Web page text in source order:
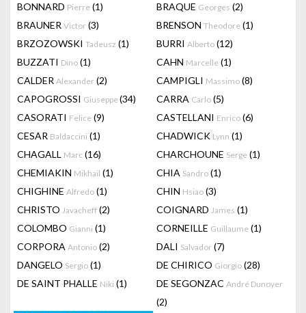
BONNARD Pierre (1) BRAQUE Georges (2)
BRAUNER Victor (3) BRENSON Theodore (1)
BRZOZOWSKI Tadeusz (1) BURRI Alberto (12)
BUZZATI Dino (1) CAHN Marcelle (1)
CALDER Alexander (2) CAMPIGLI Massimo (8)
CAPOGROSSI Giuseppe(34) CARRA Carlo (5)
CASORATI Felice (9) CASTELLANI Enrico (6)
CESAR Baldaccini (1) CHADWICK Lynn (1)
CHAGALL Marc (16) CHARCHOUNE Serge (1)
CHEMIAKIN Mikhail (1) CHIA Sandro (1)
CHIGHINE Alfredo (1) CHIN Hsiao (3)
CHRISTO Javacheff (2) COIGNARD James (1)
COLOMBO Gianni (1) CORNEILLE Guillaume (1)
CORPORA Antonio (2) DALI Salvador (7)
DANGELO Sergio (1) DE CHIRICO Giorgio (28)
DE SAINT PHALLE Niki (1) DE SEGONZAC André Dunoyer
(2)